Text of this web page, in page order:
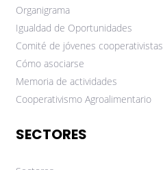
Organigrama
Igualdad de Oportunidades
Comité de jóvenes cooperativistas
Cómo asociarse
Memoria de actividades
Cooperativismo Agroalimentario
SECTORES